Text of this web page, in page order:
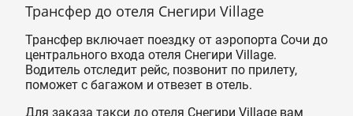
Трансфер до отеля Снегири Village
Трансфер включает поездку от аэропорта Сочи до
центрального входа отеля Снегири Village.
Водитель отследит рейс, позвонит по прилету,
поможет с багажом и отвезет в отель.
Для заказа такси до отеля Снегири Village вам